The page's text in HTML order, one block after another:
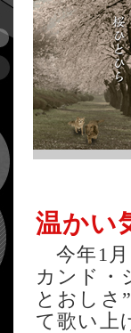
温かい
今年1月
カンド・
とおしさ
て歌い上